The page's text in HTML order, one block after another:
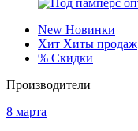
New Новинки
Хит Хиты продаж
% Скидки
Производители
8 марта